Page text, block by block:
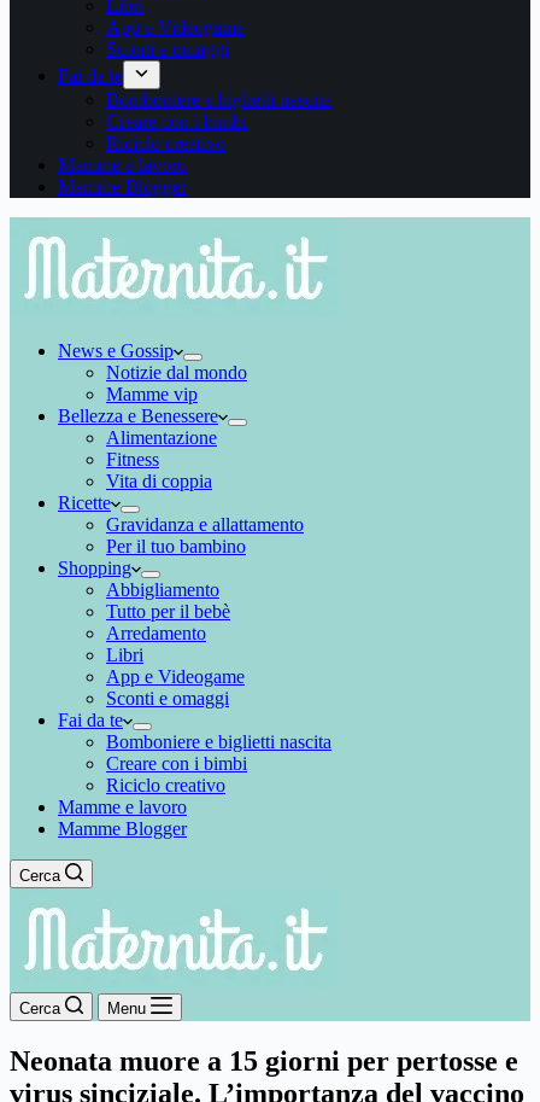
Libri
App e Videogame
Sconti e omaggi
Fai da te
Bomboniere e biglietti nascita
Creare con i bimbi
Riciclo creativo
Mamme e lavoro
Mamme Blogger
News e Gossip
Notizie dal mondo
Mamme vip
Bellezza e Benessere
Alimentazione
Fitness
Vita di coppia
Ricette
Gravidanza e allattamento
Per il tuo bambino
Shopping
Abbigliamento
Tutto per il bebè
Arredamento
Libri
App e Videogame
Sconti e omaggi
Fai da te
Bomboniere e biglietti nascita
Creare con i bimbi
Riciclo creativo
Mamme e lavoro
Mamme Blogger
Cerca
Cerca Menu
Neonata muore a 15 giorni per pertosse e
virus sinciziale. L’importanza del vaccino